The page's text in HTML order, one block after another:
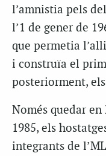
l’amnistia pels
l’1 de gener de
que permetia
i construïa el
posteriorment,
Només quedar
1985, els
integrants de